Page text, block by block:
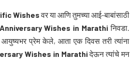
Wishesवर या आणि तुमच्या आई-बाबांसाठी
Wishes in Marathi निवडा.
आयुष्यभर प्रेम केले, आता एक दिवस तरी त्यांना
Wishes in Marathiदेऊन त्यांचे मन